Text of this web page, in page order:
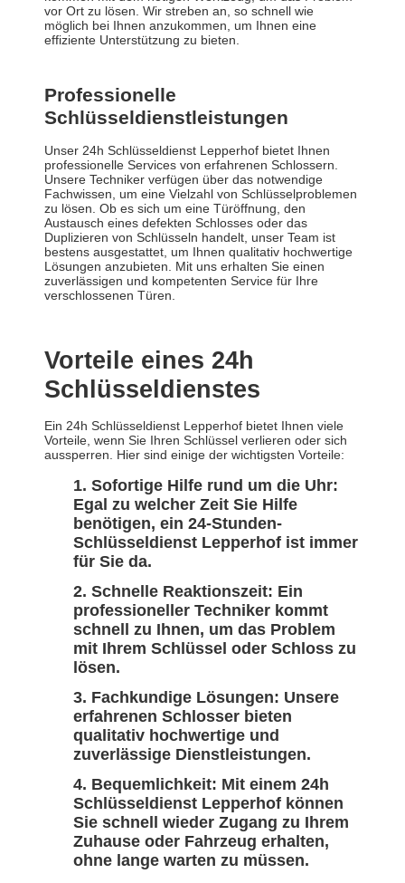
vor Ort zu lösen. Wir streben an, so schnell wie
möglich bei Ihnen anzukommen, um Ihnen eine
effiziente Unterstützung zu bieten.
Professionelle
Schlüsseldienstleistungen
Unser 24h Schlüsseldienst Lepperhof bietet Ihnen
professionelle Services von erfahrenen Schlossern.
Unsere Techniker verfügen über das notwendige
Fachwissen, um eine Vielzahl von Schlüsselproblemen
zu lösen. Ob es sich um eine Türöffnung, den
Austausch eines defekten Schlosses oder das
Duplizieren von Schlüsseln handelt, unser Team ist
bestens ausgestattet, um Ihnen qualitativ hochwertige
Lösungen anzubieten. Mit uns erhalten Sie einen
zuverlässigen und kompetenten Service für Ihre
verschlossenen Türen.
Vorteile eines 24h
Schlüsseldienstes
Ein 24h Schlüsseldienst Lepperhof bietet Ihnen viele
Vorteile, wenn Sie Ihren Schlüssel verlieren oder sich
aussperren. Hier sind einige der wichtigsten Vorteile:
Sofortige Hilfe rund um die Uhr:
Egal zu welcher Zeit Sie Hilfe
benötigen, ein 24-Stunden-
Schlüsseldienst Lepperhof ist immer
für Sie da.
Schnelle Reaktionszeit: Ein
professioneller Techniker kommt
schnell zu Ihnen, um das Problem
mit Ihrem Schlüssel oder Schloss zu
lösen.
Fachkundige Lösungen: Unsere
erfahrenen Schlosser bieten
qualitativ hochwertige und
zuverlässige Dienstleistungen.
Bequemlichkeit: Mit einem 24h
Schlüsseldienst Lepperhof können
Sie schnell wieder Zugang zu Ihrem
Zuhause oder Fahrzeug erhalten,
ohne lange warten zu müssen.